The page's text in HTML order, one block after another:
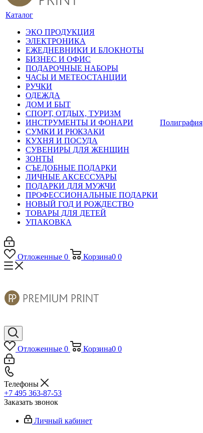
Каталог
ЭКО ПРОДУКЦИЯ
ЭЛЕКТРОНИКА
ЕЖЕДНЕВНИКИ И БЛОКНОТЫ
БИЗНЕС И ОФИС
ПОДАРОЧНЫЕ НАБОРЫ
ЧАСЫ И МЕТЕОСТАНЦИИ
РУЧКИ
ОДЕЖДА
ДОМ И БЫТ
СПОРТ, ОТДЫХ, ТУРИЗМ
ИНСТРУМЕНТЫ И ФОНАРИ
СУМКИ И РЮКЗАКИ
КУХНЯ И ПОСУДА
СУВЕНИРЫ ДЛЯ ЖЕНЩИН
ЗОНТЫ
СЪЕДОБНЫЕ ПОДАРКИ
ЛИЧНЫЕ АКСЕССУАРЫ
ПОДАРКИ ДЛЯ МУЖЧИ
ПРОФЕССИОНАЛЬНЫЕ ПОДАРКИ
НОВЫЙ ГОД И РОЖДЕСТВО
ТОВАРЫ ДЛЯ ДЕТЕЙ
УПАКОВКА
Полиграфия
Отложенные 0 Корзина0 0
Отложенные 0 Корзина0 0
Телефоны
+7 495 363-87-53
Заказать звонок
Личный кабинет